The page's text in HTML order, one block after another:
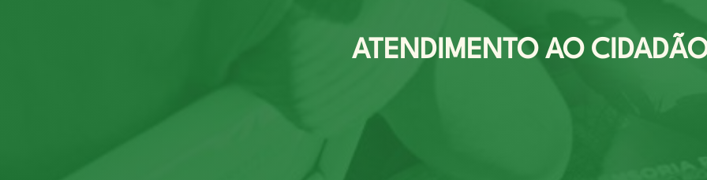
ATENDIMENTO AO